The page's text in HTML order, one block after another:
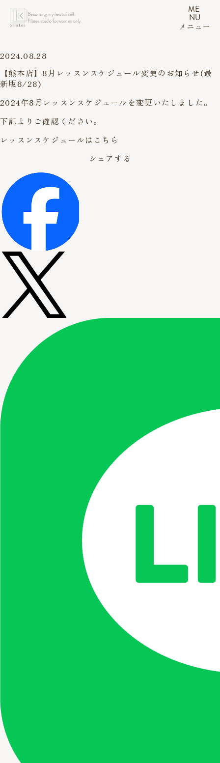
Becoming my neutral self.
Pilates studio for women only.
ME
NU
メニュー
2024.08.28
【熊本店】8月レッスンスケジュール変更のお知らせ(最
新版8/28)
2024年8月レッスンスケジュールを変更いたしました。
下記よりご確認ください。
レッスンスケジュールはこちら
シェアする